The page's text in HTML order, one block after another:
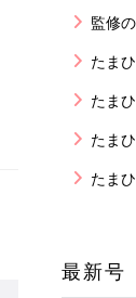
監修
たま
たま
たま
たま
最新号